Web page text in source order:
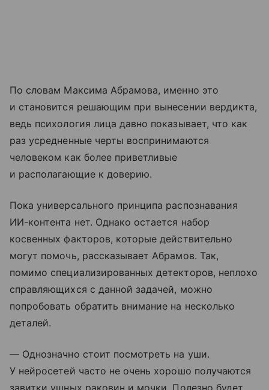
По словам Максима Абрамова, именно это
и становится решающим при вынесении вердикта,
ведь психология лица давно показывает, что как
раз усредненные черты воспринимаются
человеком как более приветливые
и располагающие к доверию.
Пока универсального принципа распознавания
ИИ-контента нет. Однако остается набор
косвенных факторов, которые действительно
могут помочь, рассказывает Абрамов. Так,
помимо специализированных детекторов, неплохо
справляющихся с данной задачей, можно
попробовать обратить внимание на несколько
деталей.
— Однозначно стоит посмотреть на уши.
У нейросетей часто не очень хорошо получаются
завитки ушных раковин и мочки. Полезно будет